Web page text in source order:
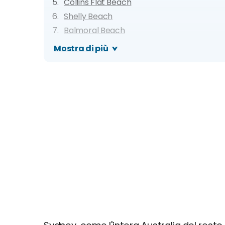
Shelly Beach
Balmoral Beach
Gordons Bay
Mostra di più